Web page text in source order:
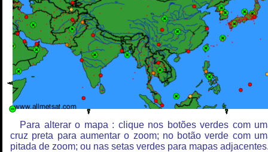
Para alterar o mapa : clique nos botões verdes com
cruz preta para aumentar o zoom; no botão verde com
pitada de zoom; ou nas setas verdes para mapas